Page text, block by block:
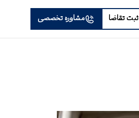
ثبت تقاضا مشاوره تخصصی